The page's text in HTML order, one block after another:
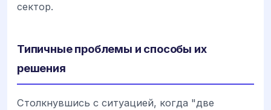
сектор.
Типичные проблемы и способы их
решения
Столкнувшись с ситуацией, когда "две